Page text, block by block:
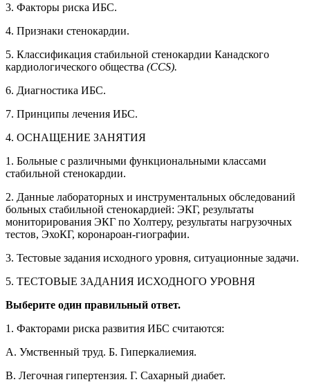
3. Факторы риска ИБС.
4. Признаки стенокардии.
5. Классификация стабильной стенокардии Канадского
кардиологического общества (CCS).
6. Диагностика ИБС.
7. Принципы лечения ИБС.
4. ОСНАЩЕНИЕ ЗАНЯТИЯ
1. Больные с различными функциональными классами
стабильной стенокардии.
2. Данные лабораторных и инструментальных обследований
больных стабильной стенокардией: ЭКГ, результаты
мониторирования ЭКГ по Холтеру, результаты нагрузочных
тестов, ЭхоКГ, коронароан-гиографии.
3. Тестовые задания исходного уровня, ситуационные задачи.
5. ТЕСТОВЫЕ ЗАДАНИЯ ИСХОДНОГО УРОВНЯ
Выберите один правильный ответ.
1. Факторами риска развития ИБС считаются:
A. Умственный труд. Б. Гиперкалиемия.
B. Легочная гипертензия. Г. Сахарный диабет.